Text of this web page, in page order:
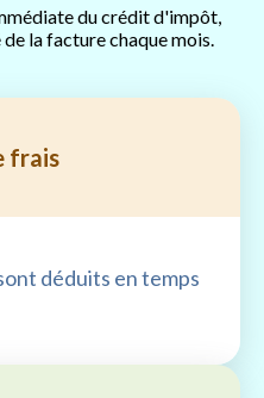
du crédit d'impôt,
la facture chaque mois.
frais
déduits en temps